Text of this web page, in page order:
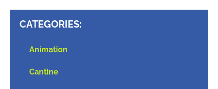
CATEGORIES:
Animation
Cantine